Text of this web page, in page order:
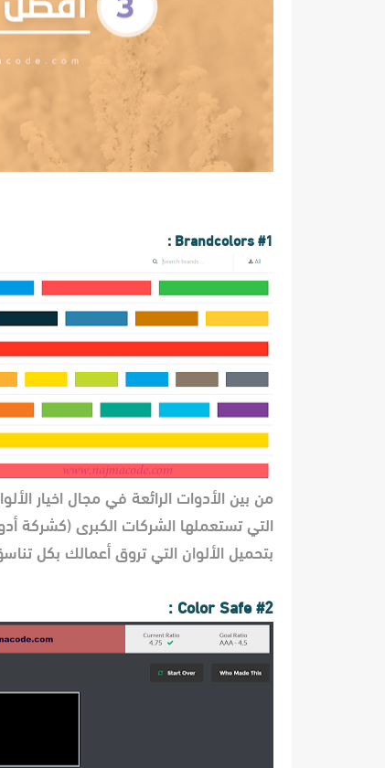
#1 Brandcolors :
من بين الأدوات الرائعة في مجال اخيار
التي تستعملها الشركات الكبرى (كشركة
بتحميل الألوان التي تروق أعمالك بكل
#2
Color Safe :